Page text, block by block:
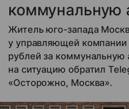
коммунальную
Житель юго-запада
у управляющей компании
рублей за
на ситуацию обратил
«Осторожно, Москва».